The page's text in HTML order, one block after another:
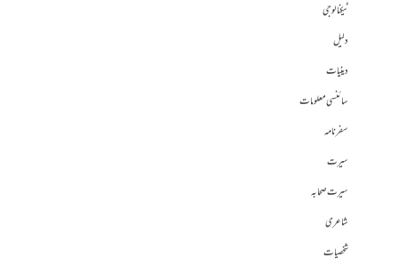
ٹیکنالوجی
دلیل
دینیات
سائنسی معلومات
سفرنامہ
سیرت
سیرت صحابہ
شاعری
شخصیات